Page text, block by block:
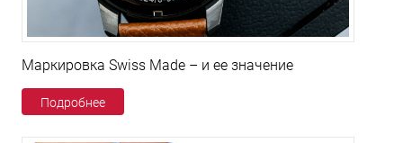
Маркировка Swiss Made – и ее значение
Подробнее